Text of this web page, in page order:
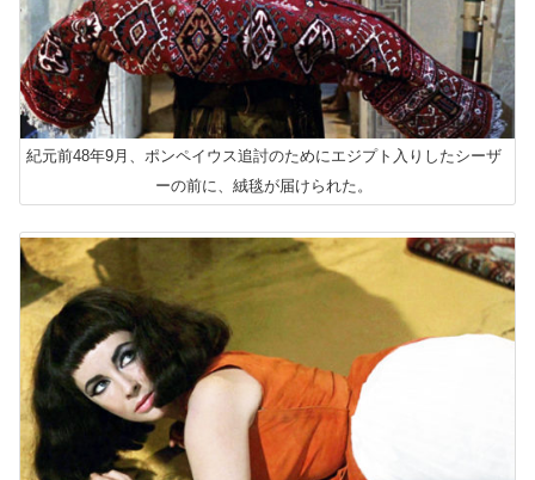
紀元前48年9月、ポンペイウス追討のためにエジプト入りしたシーザ
ーの前に、絨毯が届けられた。